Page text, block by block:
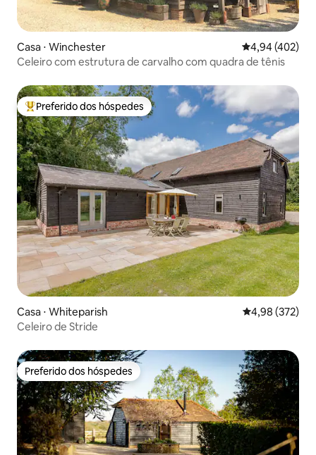
Casa ⋅ Winchester 4,94 de uma
4,94 (402)
Celeiro com estrutura de carvalho com quadra de tênis
Entre os melhores preferidos dos hóspedes
Preferido dos hóspedes
Casa ⋅ Whiteparish 4,98 de uma
4,98 (372)
Celeiro de Stride
Preferido dos hóspedes
Preferido dos hóspedes